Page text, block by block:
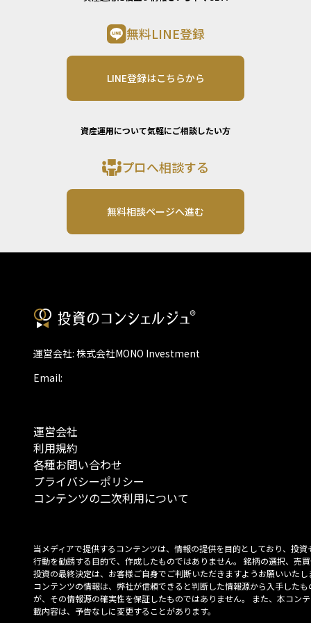
無料LINE登録
LINE登録はこちらから
資産運用について気軽にご相談したい方
プロへ相談する
無料相談ページへ進む
運営会社: 株式会社MONO Investment
Email:
運営会社
利用規約
各種お問い合わせ
プライバシーポリシー
コンテンツの二次利用について
当メディアで提供するコンテンツは、情報の提供を目的としており、投資
行動を勧誘する目的で、作成したものではありません。 銘柄の選択、売
投資の最終決定は、お客様ご自身でご判断いただきますようお願いいたし
コンテンツの情報は、弊社が信頼できると判断した情報源から入手したも
が、その情報源の確実性を保証したものではありません。 また、本コン
載内容は、予告なしに変更することがあります。